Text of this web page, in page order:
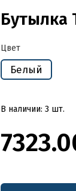
Бутылка
Цвет
Белый
В наличии: 3 шт.